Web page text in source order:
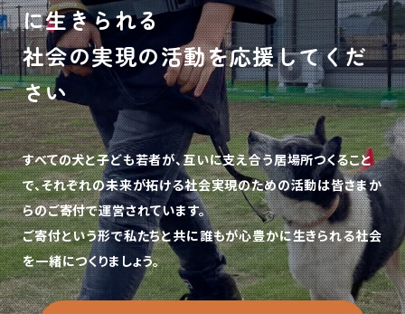
に生きられる
社会の実現の活動を応援してくだ
さい
すべての犬と子ども若者が、互いに支え合う居場所つくること
で、それぞれの未来が拓ける社会実現のための活動は皆さまか
らのご寄付で運営されています。
ご寄付という形で私たちと共に誰もが心豊かに生きられる社会
を一緒につくりましょう。